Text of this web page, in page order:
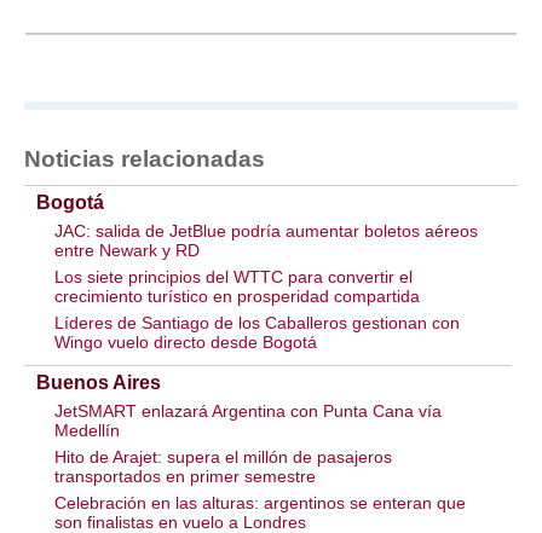
Noticias relacionadas
Bogotá
JAC: salida de JetBlue podría aumentar boletos aéreos
entre Newark y RD
Los siete principios del WTTC para convertir el
crecimiento turístico en prosperidad compartida
Líderes de Santiago de los Caballeros gestionan con
Wingo vuelo directo desde Bogotá
Buenos Aires
JetSMART enlazará Argentina con Punta Cana vía
Medellín
Hito de Arajet: supera el millón de pasajeros
transportados en primer semestre
Celebración en las alturas: argentinos se enteran que
son finalistas en vuelo a Londres